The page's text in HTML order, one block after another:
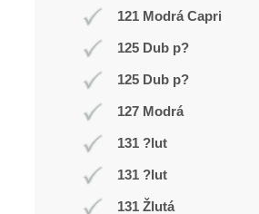
121 Modrá Capri
125 Dub p?
125 Dub p?
127 Modrá
131 ?lut
131 ?lut
131 Žlutá